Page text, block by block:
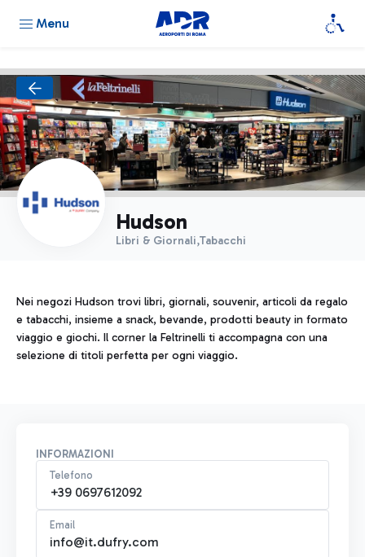
Menu
Hudson
Libri & Giornali,Tabacchi
Nei negozi Hudson trovi libri, giornali, souvenir, articoli da regalo
e tabacchi, insieme a snack, bevande, prodotti beauty in formato
viaggio e giochi. Il corner la Feltrinelli ti accompagna con una
selezione di titoli perfetta per ogni viaggio.
INFORMAZIONI
Telefono
+39 0697612092
Email
info@it.dufry.com